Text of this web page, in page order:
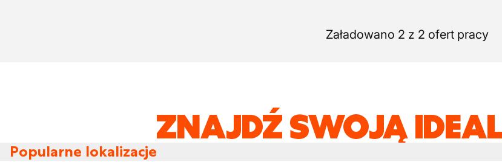
Załadowano 2 z 2 ofert pracy
ZNAJDŹ SWOJĄ
Popularne lokalizacje